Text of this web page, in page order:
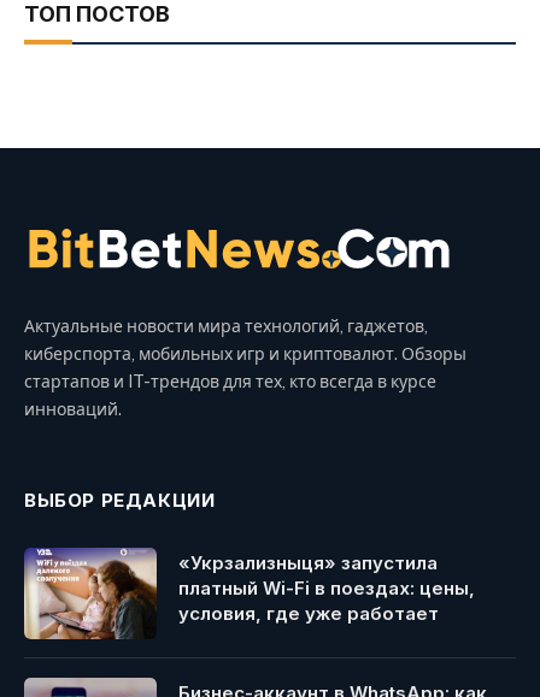
ТОП ПОСТОВ
Актуальные новости мира технологий, гаджетов,
киберспорта, мобильных игр и криптовалют. Обзоры
стартапов и IT-трендов для тех, кто всегда в курсе
инноваций.
ВЫБОР РЕДАКЦИИ
«Укрзализныця» запустила
платный Wi-Fi в поездах: цены,
условия, где уже работает